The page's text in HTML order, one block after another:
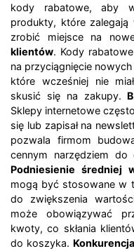
kody rabatowe, aby
produkty, które
zrobić miejsce na
klientów. Kody
na przyciągnięcie
które wcześniej nie
skusić się na zakupy.
Sklepy internetowe
się lub zapisał na
pozwala firmom
cennym narzędziem do
Podniesienie średniej
mogą być stosowane w
do zwiększenia
może obowiązywać
kwoty, co skłania
do koszyka.